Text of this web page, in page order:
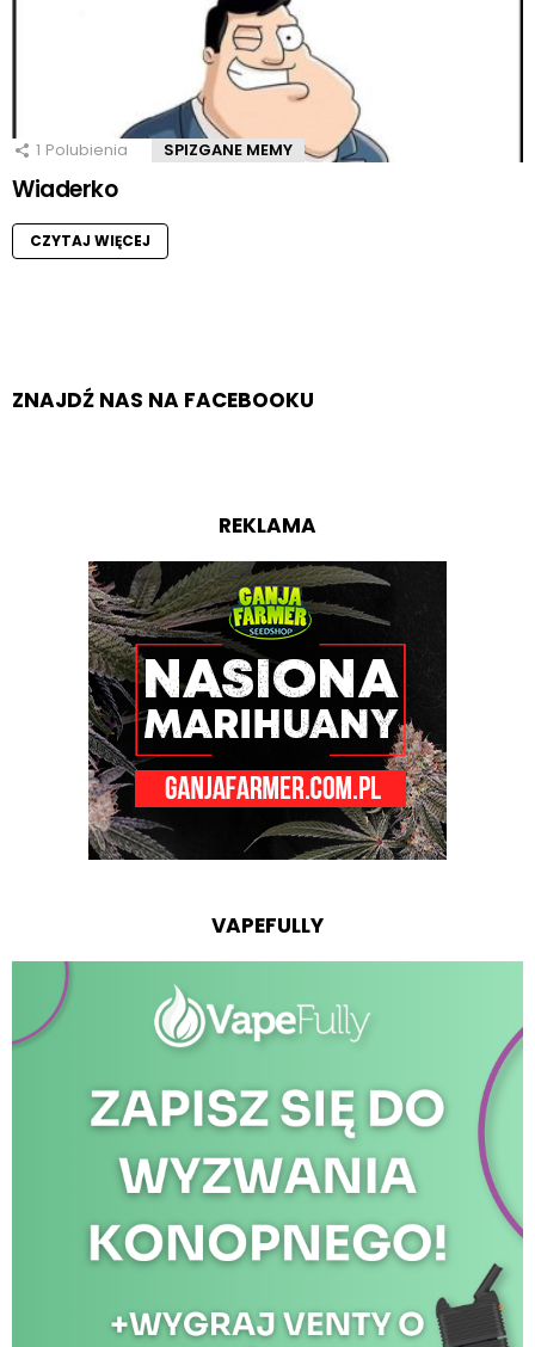
1 Polubienia SPIZGANE MEMY
Wiaderko
CZYTAJ WIĘCEJ
ZNAJDŹ NAS NA FACEBOOKU
REKLAMA
VAPEFULLY